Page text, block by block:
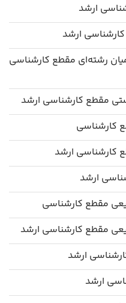
ارشد
ارشد
رشته‌ای مقطع کارشناسی
مقطع کارشناسی ارشد
کارشناسی
کارشناسی ارشد
ارشد
مقطع کارشناسی
مقطع کارشناسی ارشد
ارشد
ارشد